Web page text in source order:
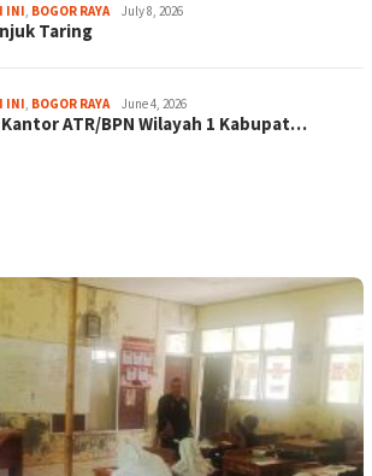
INI, BOGOR RAYA July 8, 2026
Taring
INI, BOGOR RAYA June 4, 2026
ATR/BPN Wilayah 1 Kabupat…